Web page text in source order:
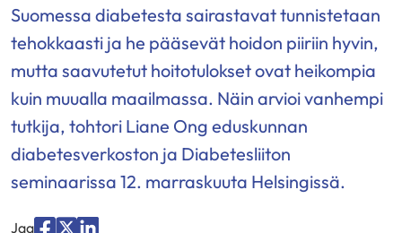
Suomessa diabetesta sairastavat tunnistetaan
tehokkaasti ja he pääsevät hoidon piiriin hyvin,
mutta saavutetut hoitotulokset ovat heikompia
kuin muualla maailmassa. Näin arvioi vanhempi
tutkija, tohtori Liane Ong eduskunnan
diabetesverkoston ja Diabetesliiton
seminaarissa 12. marraskuuta Helsingissä.
Jaa